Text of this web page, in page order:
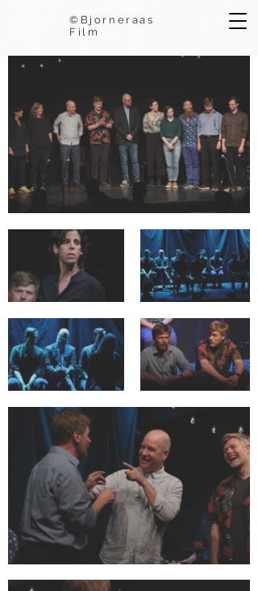
©Bjorneraas
Film